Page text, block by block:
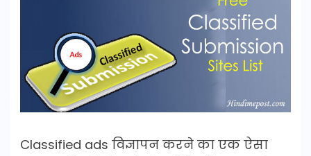
Classified ads विज्ञापन करने का एक ऐसा